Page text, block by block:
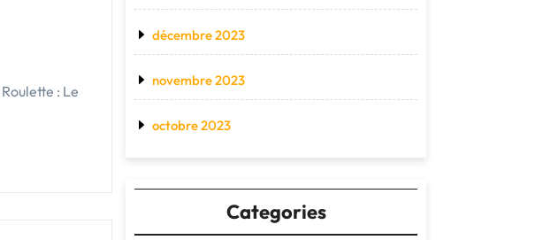
: Le
décembre 2023
novembre 2023
octobre 2023
Categories